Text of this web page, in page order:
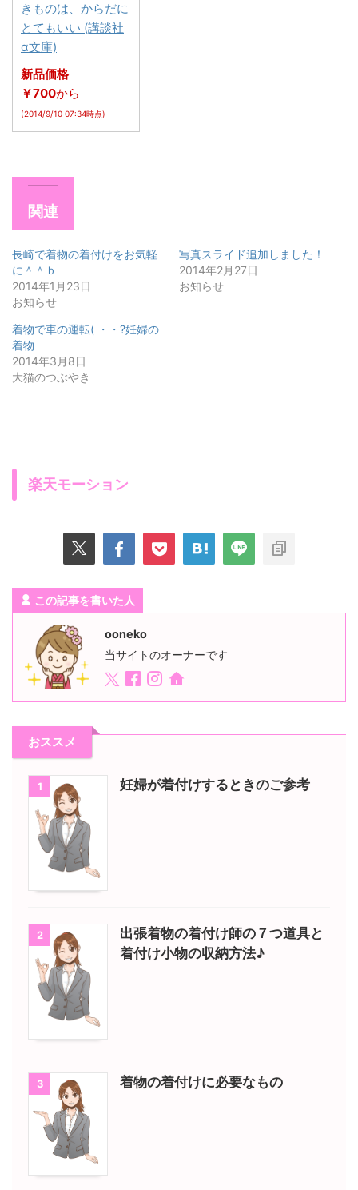
きものは、からだに
とてもいい (講談社
α文庫)
新品価格
￥700から
(2014/9/10 07:34時点)
関連
長崎で着物の着付けをお気軽
に＾＾ｂ
2014年1月23日
お知らせ
写真スライド追加しました！
2014年2月27日
お知らせ
着物で車の運転( ・・?妊婦の
着物
2014年3月8日
大猫のつぶやき
楽天モーション
この記事を書いた人
ooneko
当サイトのオーナーです
おススメ
1 妊婦が着付けするときのご参考
2
出張着物の着付け師の７つ道具と
着付け小物の収納方法♪
3 着物の着付けに必要なもの